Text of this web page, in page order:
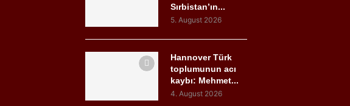
Sırbistan’ın...
5. August 2026
Hannover Türk
toplumunun acı
kaybı: Mehmet...
4. August 2026